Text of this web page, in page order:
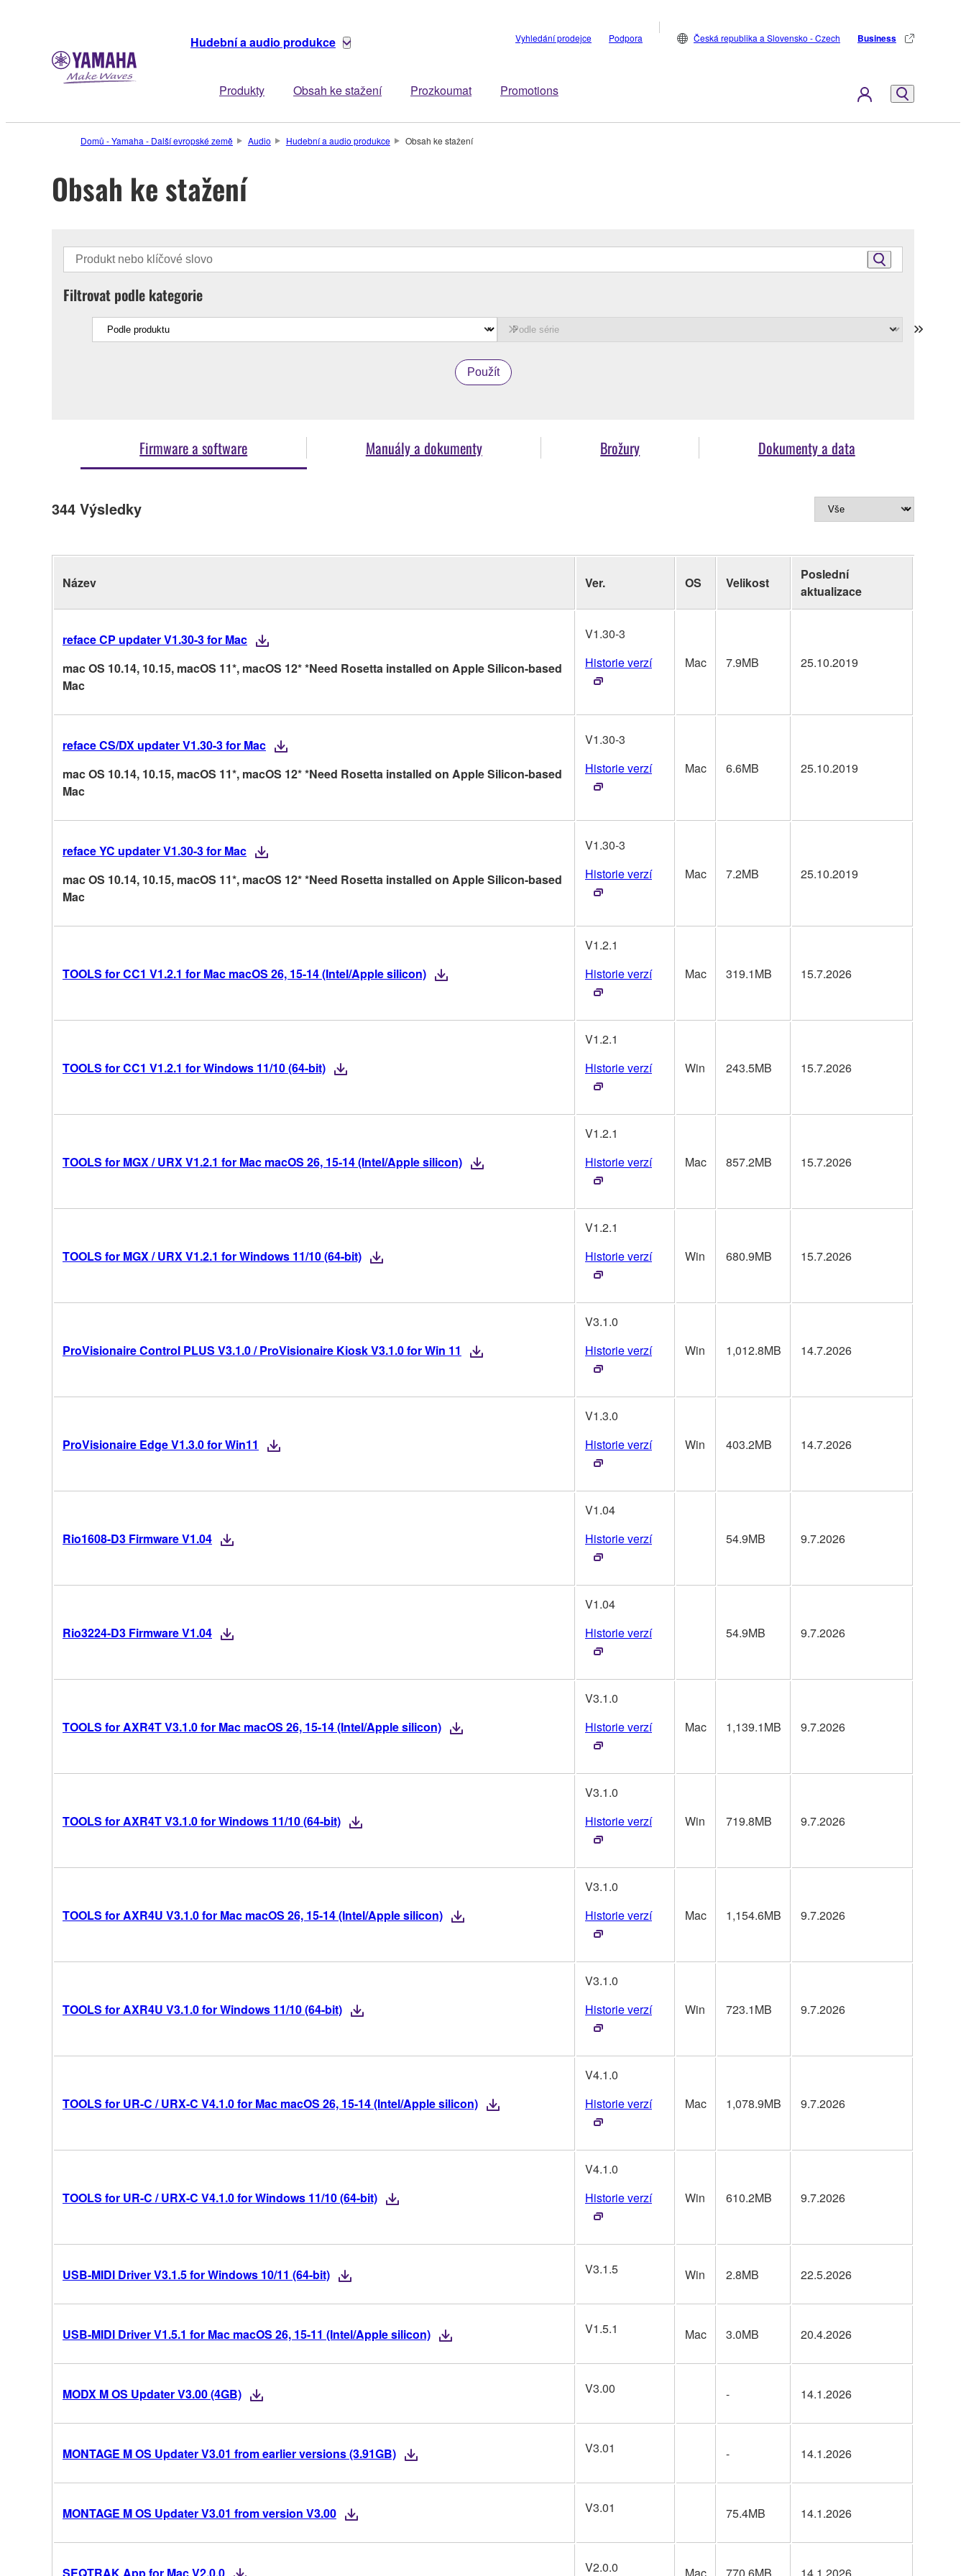
Hudební a audio produkce
Produkty Obsah ke stažení Prozkoumat Promotions
Vyhledání prodejce Podpora Česká republika a Slovensko - Czech Business
Domů - Yamaha - Další evropské země Audio Hudební a audio produkce Obsah ke stažení
Obsah ke stažení
Filtrovat podle kategorie
Použít
Firmware a software Manuály a dokumenty Brožury Dokumenty a data
344 Výsledky
Název Ver. OS Velikost
Poslední
aktualizace
reface CP updater V1.30-3 for Mac
mac OS 10.14, 10.15, macOS 11*, macOS 12* *Need Rosetta installed on Apple Silicon-based
Mac
V1.30-3
Historie verzí
Mac 7.9MB 25.10.2019
reface CS/DX updater V1.30-3 for Mac
mac OS 10.14, 10.15, macOS 11*, macOS 12* *Need Rosetta installed on Apple Silicon-based
Mac
V1.30-3
Historie verzí
Mac 6.6MB 25.10.2019
reface YC updater V1.30-3 for Mac
mac OS 10.14, 10.15, macOS 11*, macOS 12* *Need Rosetta installed on Apple Silicon-based
Mac
V1.30-3
Historie verzí
Mac 7.2MB 25.10.2019
TOOLS for CC1 V1.2.1 for Mac macOS 26, 15-14 (Intel/Apple silicon)
V1.2.1
Historie verzí
Mac 319.1MB 15.7.2026
TOOLS for CC1 V1.2.1 for Windows 11/10 (64-bit)
V1.2.1
Historie verzí
Win 243.5MB 15.7.2026
TOOLS for MGX / URX V1.2.1 for Mac macOS 26, 15-14 (Intel/Apple silicon)
V1.2.1
Historie verzí
Mac 857.2MB 15.7.2026
TOOLS for MGX / URX V1.2.1 for Windows 11/10 (64-bit)
V1.2.1
Historie verzí
Win 680.9MB 15.7.2026
ProVisionaire Control PLUS V3.1.0 / ProVisionaire Kiosk V3.1.0 for Win 11
V3.1.0
Historie verzí
Win 1,012.8MB 14.7.2026
ProVisionaire Edge V1.3.0 for Win11
V1.3.0
Historie verzí
Win 403.2MB 14.7.2026
Rio1608-D3 Firmware V1.04
V1.04
Historie verzí
54.9MB 9.7.2026
Rio3224-D3 Firmware V1.04
V1.04
Historie verzí
54.9MB 9.7.2026
TOOLS for AXR4T V3.1.0 for Mac macOS 26, 15-14 (Intel/Apple silicon)
V3.1.0
Historie verzí
Mac 1,139.1MB 9.7.2026
TOOLS for AXR4T V3.1.0 for Windows 11/10 (64-bit)
V3.1.0
Historie verzí
Win 719.8MB 9.7.2026
TOOLS for AXR4U V3.1.0 for Mac macOS 26, 15-14 (Intel/Apple silicon)
V3.1.0
Historie verzí
Mac 1,154.6MB 9.7.2026
TOOLS for AXR4U V3.1.0 for Windows 11/10 (64-bit)
V3.1.0
Historie verzí
Win 723.1MB 9.7.2026
TOOLS for UR-C / URX-C V4.1.0 for Mac macOS 26, 15-14 (Intel/Apple silicon)
V4.1.0
Historie verzí
Mac 1,078.9MB 9.7.2026
TOOLS for UR-C / URX-C V4.1.0 for Windows 11/10 (64-bit)
V4.1.0
Historie verzí
Win 610.2MB 9.7.2026
USB-MIDI Driver V3.1.5 for Windows 10/11 (64-bit) V3.1.5 Win 2.8MB 22.5.2026
USB-MIDI Driver V1.5.1 for Mac macOS 26, 15-11 (Intel/Apple silicon) V1.5.1 Mac 3.0MB 20.4.2026
MODX M OS Updater V3.00 (4GB) V3.00 - 14.1.2026
MONTAGE M OS Updater V3.01 from earlier versions (3.91GB) V3.01 - 14.1.2026
MONTAGE M OS Updater V3.01 from version V3.00 V3.01 75.4MB 14.1.2026
SEQTRAK App for Mac V2.0.0 V2.0.0 Mac 770.6MB 14.1.2026